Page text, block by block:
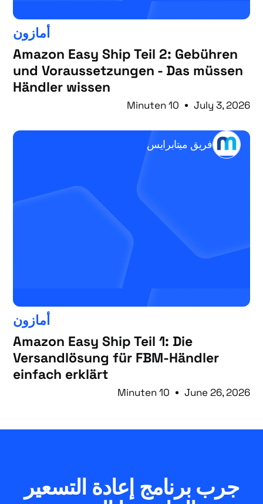
أمازون
Amazon Easy Ship Teil 2: Gebühren
und Voraussetzungen - Das müssen
Händler wissen
July 3, 2026
10 Minuten
فريق ميتابرايس
أمازون
Amazon Easy Ship Teil 1: Die
Versandlösung für FBM-Händler
einfach erklärt
June 26, 2026
10 Minuten
جرب برنامج إعادة التسعير